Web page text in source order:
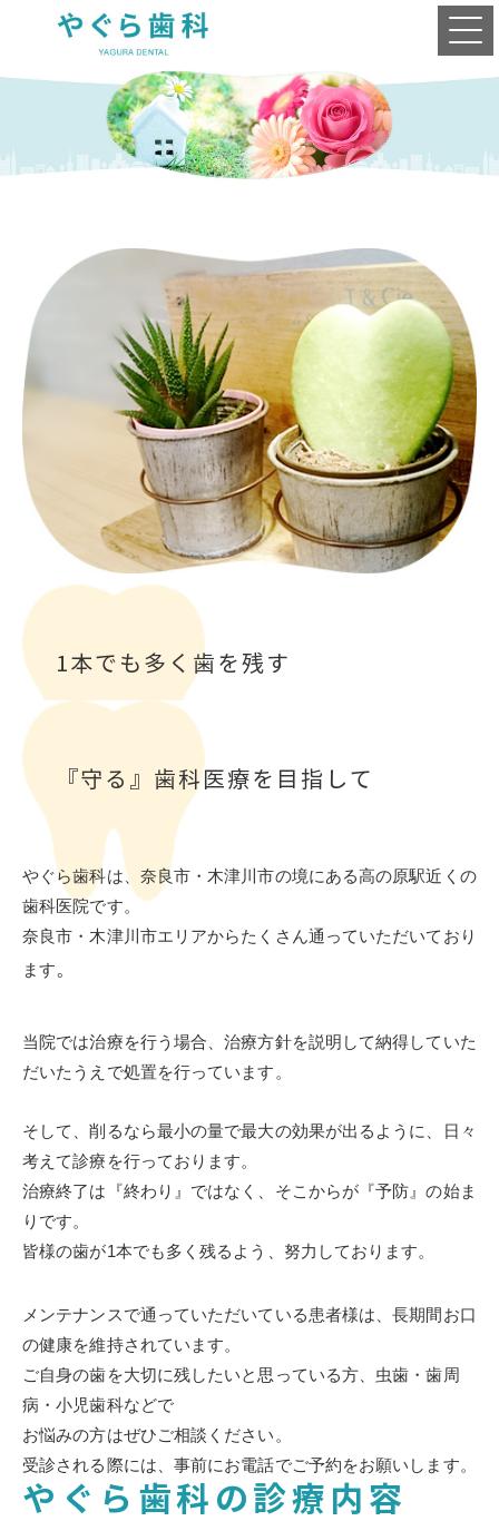
1本でも多く歯を残す
『守る』歯科医療を目指して
やぐら歯科は、奈良市・木津川市の境にある高の原駅近くの
歯科医院です。
奈良市・木津川市エリアからたくさん通っていただいており
ます。
当院では治療を行う場合、治療方針を説明して納得していた
だいたうえで処置を行っています。
そして、削るなら最小の量で最大の効果が出るように、日々
考えて診療を行っております。
治療終了は『終わり』ではなく、そこからが『予防』の始ま
りです。
皆様の歯が1本でも多く残るよう、努力しております。
メンテナンスで通っていただいている患者様は、長期間お口
の健康を維持されています。
ご自身の歯を大切に残したいと思っている方、虫歯・歯周
病・小児歯科などで
お悩みの方はぜひご相談ください。
受診される際には、事前にお電話でご予約をお願いします。
やぐら歯科の診療内容